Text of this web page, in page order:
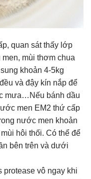
quan sát thấy lớp
mùi thơm chua
khoản 4-5kg
và đậy kín nắp để
mưa…Nếu bánh dầu
men EM2 thứ cấp
nước men khoản
hôi thối. Có thể để
bên trên và dưới
protease vô ngay khi